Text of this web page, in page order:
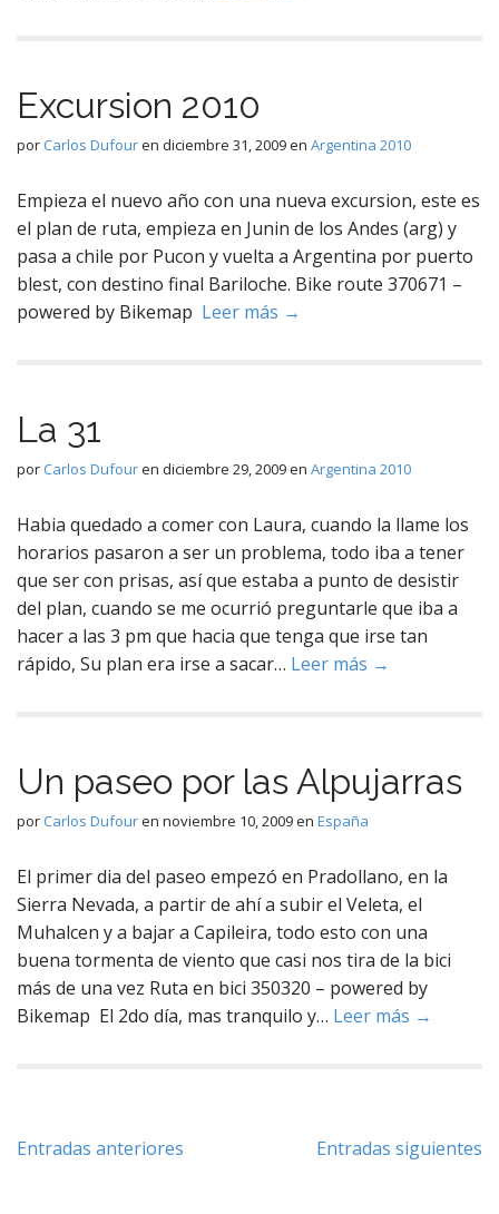
Excursion 2010
por Carlos Dufouren diciembre 31, 2009en Argentina 2010
Empieza el nuevo año con una nueva excursion, este es
el plan de ruta, empieza en Junin de los Andes (arg) y
pasa a chile por Pucon y vuelta a Argentina por puerto
blest, con destino final Bariloche. Bike route 370671 –
powered by Bikemap Leer más →
La 31
por Carlos Dufouren diciembre 29, 2009en Argentina 2010
Habia quedado a comer con Laura, cuando la llame los
horarios pasaron a ser un problema, todo iba a tener
que ser con prisas, así que estaba a punto de desistir
del plan, cuando se me ocurrió preguntarle que iba a
hacer a las 3 pm que hacia que tenga que irse tan
rápido, Su plan era irse a sacar… Leer más →
Un paseo por las Alpujarras
por Carlos Dufouren noviembre 10, 2009en España
El primer dia del paseo empezó en Pradollano, en la
Sierra Nevada, a partir de ahí a subir el Veleta, el
Muhalcen y a bajar a Capileira, todo esto con una
buena tormenta de viento que casi nos tira de la bici
más de una vez Ruta en bici 350320 – powered by
Bikemap El 2do día, mas tranquilo y… Leer más →
Navegación
Entradas anteriores Entradas siguientes